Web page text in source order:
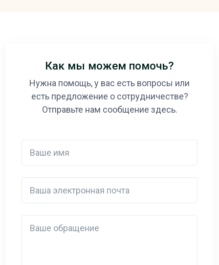
Как мы можем помочь?
Нужна помощь, у вас есть вопросы или
есть предложение о сотрудничестве?
Отправьте нам сообщение здесь.